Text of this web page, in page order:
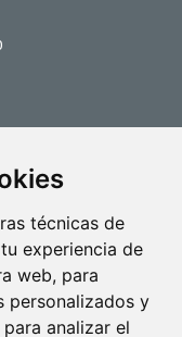
técnicas de
experiencia de
web, para
personalizados y
analizar el